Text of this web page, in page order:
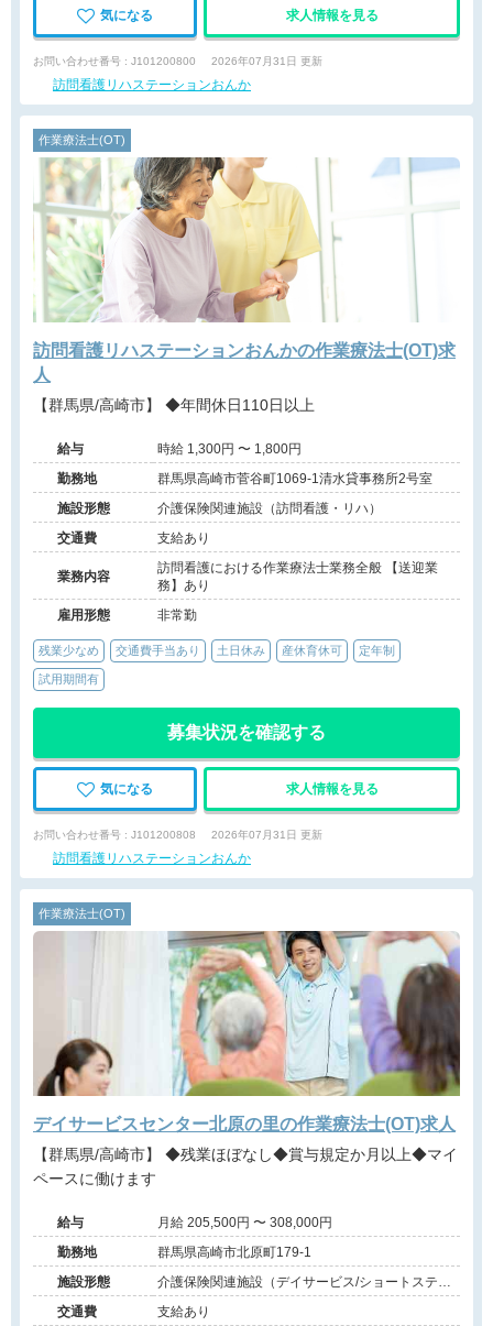
気になる 求人情報を見る
お問い合わせ番号 : J101200800 2026年07月31日 更新
訪問看護リハステーションおんか
作業療法士(OT)
訪問看護リハステーションおんかの作業療法士(OT)求
人
【群馬県/高崎市】 ◆年間休日110日以上
給与
時給 1,300円 〜 1,800円
勤務地
群馬県高崎市菅谷町1069-1清水貸事務所2号室
施設形態
介護保険関連施設（訪問看護・リハ）
交通費
支給あり
業務内容
訪問看護における作業療法士業務全般 【送迎業
務】あり
雇用形態
非常勤
残業少なめ 交通費手当あり 土日休み 産休育休可 定年制
試用期間有
募集状況を確認する
気になる 求人情報を見る
お問い合わせ番号 : J101200808 2026年07月31日 更新
訪問看護リハステーションおんか
作業療法士(OT)
デイサービスセンター北原の里の作業療法士(OT)求人
【群馬県/高崎市】 ◆残業ほぼなし◆賞与規定か月以上◆マイ
ペースに働けます
給与
月給 205,500円 〜 308,000円
勤務地
群馬県高崎市北原町179-1
施設形態
介護保険関連施設（デイサービス/ショートステ
イ）
交通費 支給あり